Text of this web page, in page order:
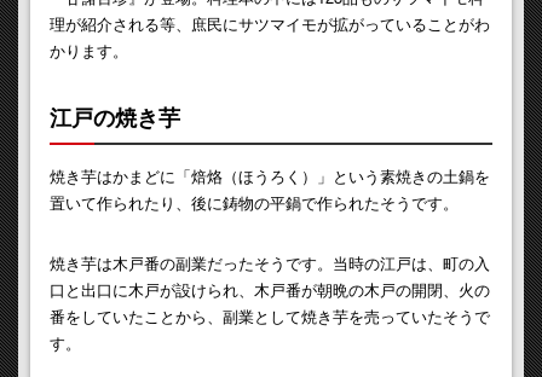
理が紹介される等、庶民にサツマイモが拡がっていることがわ
かります。
江戸の焼き芋
焼き芋はかまどに「焙烙（ほうろく）」という素焼きの土鍋を
置いて作られたり、後に鋳物の平鍋で作られたそうです。
焼き芋は木戸番の副業だったそうです。当時の江戸は、町の入
口と出口に木戸が設けられ、木戸番が朝晩の木戸の開閉、火の
番をしていたことから、副業として焼き芋を売っていたそうで
す。